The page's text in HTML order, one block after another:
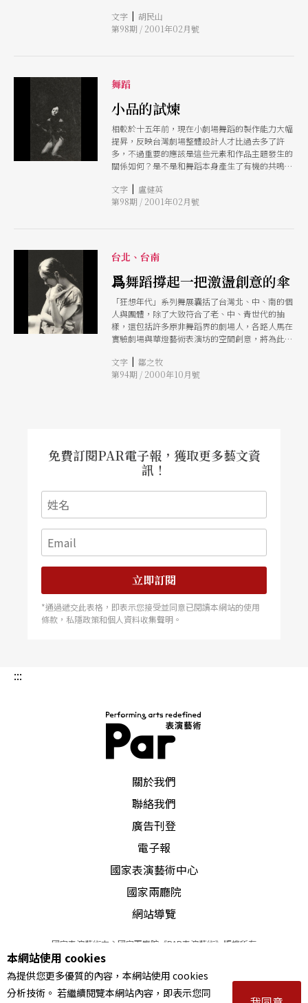
給一般大衆參加，每場僅限二十名。詳情與報名請
洽：英國文化協會（02）2396-2238。 （編輯室）
並聯合香港藝穗會共同舉辦「歐亞演藝圈與香港新
劇場展」。活動將以亞洲現代藝術為主題，邀請歐
洲具推廣亞洲藝術經驗之工作者至香港進行交流，
並安排六個香港本地劇場與舞蹈作品觀摩演出，藉
以展現與推介香港當代藝術的新風貌。 與會人士
包括義大利BIG Torino總監Luigi Ratclif、德國漢堡
Kampnagl藝術節總監Gordana VnuK、英國倫敦
LIFT藝術節總監Lucy Neal、菲律賓教育劇
文字 | 胡民山
第98期 / 2001年02月號
舞蹈
小品的試煉
相較於十五年前，現在小劇場舞蹈的製作能力大幅
提昇，反映台灣劇場整體設計人才比過去多了許
多，不過重要的應該是這些元素和作品主題發生的
關係如何？是不是和舞蹈本身產生了有機的共鳴，
文字 | 盧健英
第98期 / 2001年02月號
台北、台南
爲舞蹈撐起一把激盪創意的傘
「狂想年代」系列舞展囊括了台灣北、中、南的個
人與團體，除了大致符合了老、中、青世代的抽
樣，還包括許多原非舞蹈界的劇場人，各路人馬在
實驗劇場與華燈藝術表演坊的空間創意，將為此次
文字 | 鄒之牧
第94期 / 2000年10月號
免費訂閱PAR電子報，獲取更多藝文資
訊！
立即訂閱
*通過遞交此表格，即表示您接受並同意已閱讀本網站的使用
條款，私隱政策和個人資料收集聲明。
:::
關於我們
聯絡我們
廣告刊登
電子報
國家表演藝術中心
國家兩廳院
網站導覽
國家表演藝術中心國家兩廳院《PAR表演藝術》版權所有
© 2022Performing arts redefined. All Rights Reserved
統一編號 Tax Id number 00973926
本站所提供相關演出資訊，如有異動應以主辦單位公告為準。
本網站使用 cookies
為提供您更多優質的內容，本網站使用 cookies
分析技術。 若繼續閱覽本網站內容，即表示您同